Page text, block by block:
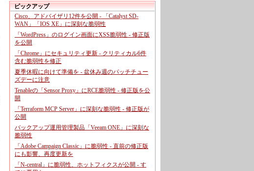
ピックアップ
Cisco、アドバイザリ12件を公開 - 「Catalyst SD-
WAN」「IOS XE」に深刻な脆弱性
「WordPress」のログイン画面にXSS脆弱性 - 修正版
を公開
「Chrome」にセキュリティ更新 - クリティカル6件
含む脆弱性を修正
夏季休暇に向けて準備を - 盆休み週のパッチチュー
ズデーに注意
Tenableの「Sensor Proxy」にRCE脆弱性 - 修正版を公
開
「Terraform MCP Server」に深刻な脆弱性 - 修正版が
公開
バックアップ運用管理製品「Veeam ONE」に深刻な
脆弱性
「Adobe Campaign Classic」に脆弱性 - 直前の修正版
にも影響、再度更新を
「N-central」に脆弱性、ホットフィクスが公開 - す